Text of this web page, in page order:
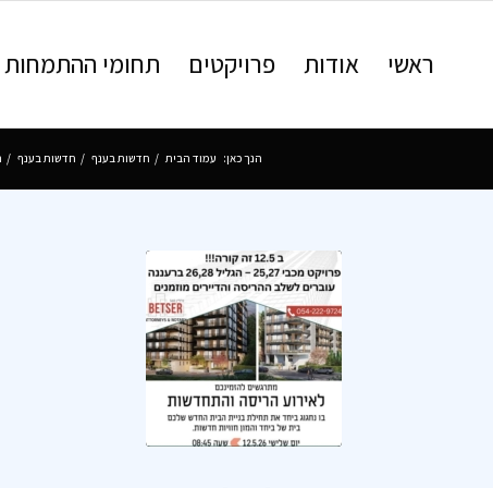
ראשי אודות פרויקטים תחומי ההתמחות
הנך כאן: עמוד הבית / חדשות בענף / חדשות בענף /